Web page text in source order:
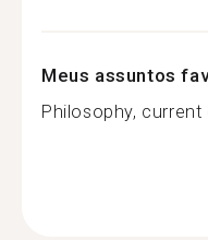
Meus assuntos
Philosophy, current